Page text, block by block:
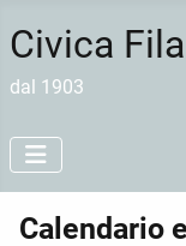
Civica
dal 1903
Calendario